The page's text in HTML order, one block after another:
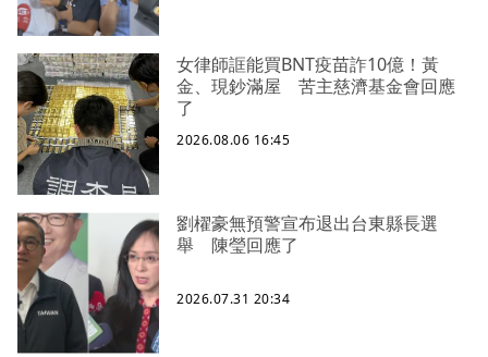
女律師誆能買BNT疫苗詐10億！黃
金、現鈔滿屋 苦主慈濟基金會回應
了
2026.08.06 16:45
劉櫂豪無預警宣布退出台東縣長選
舉 陳瑩回應了
2026.07.31 20:34